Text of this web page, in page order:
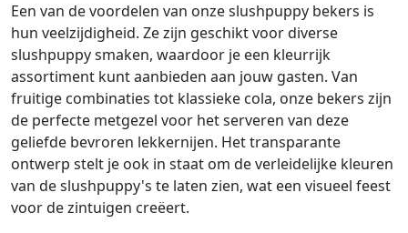
Een van de voordelen van onze slushpuppy bekers is
hun veelzijdigheid. Ze zijn geschikt voor diverse
slushpuppy smaken, waardoor je een kleurrijk
assortiment kunt aanbieden aan jouw gasten. Van
fruitige combinaties tot klassieke cola, onze bekers zijn
de perfecte metgezel voor het serveren van deze
geliefde bevroren lekkernijen. Het transparante
ontwerp stelt je ook in staat om de verleidelijke kleuren
van de slushpuppy's te laten zien, wat een visueel feest
voor de zintuigen creëert.